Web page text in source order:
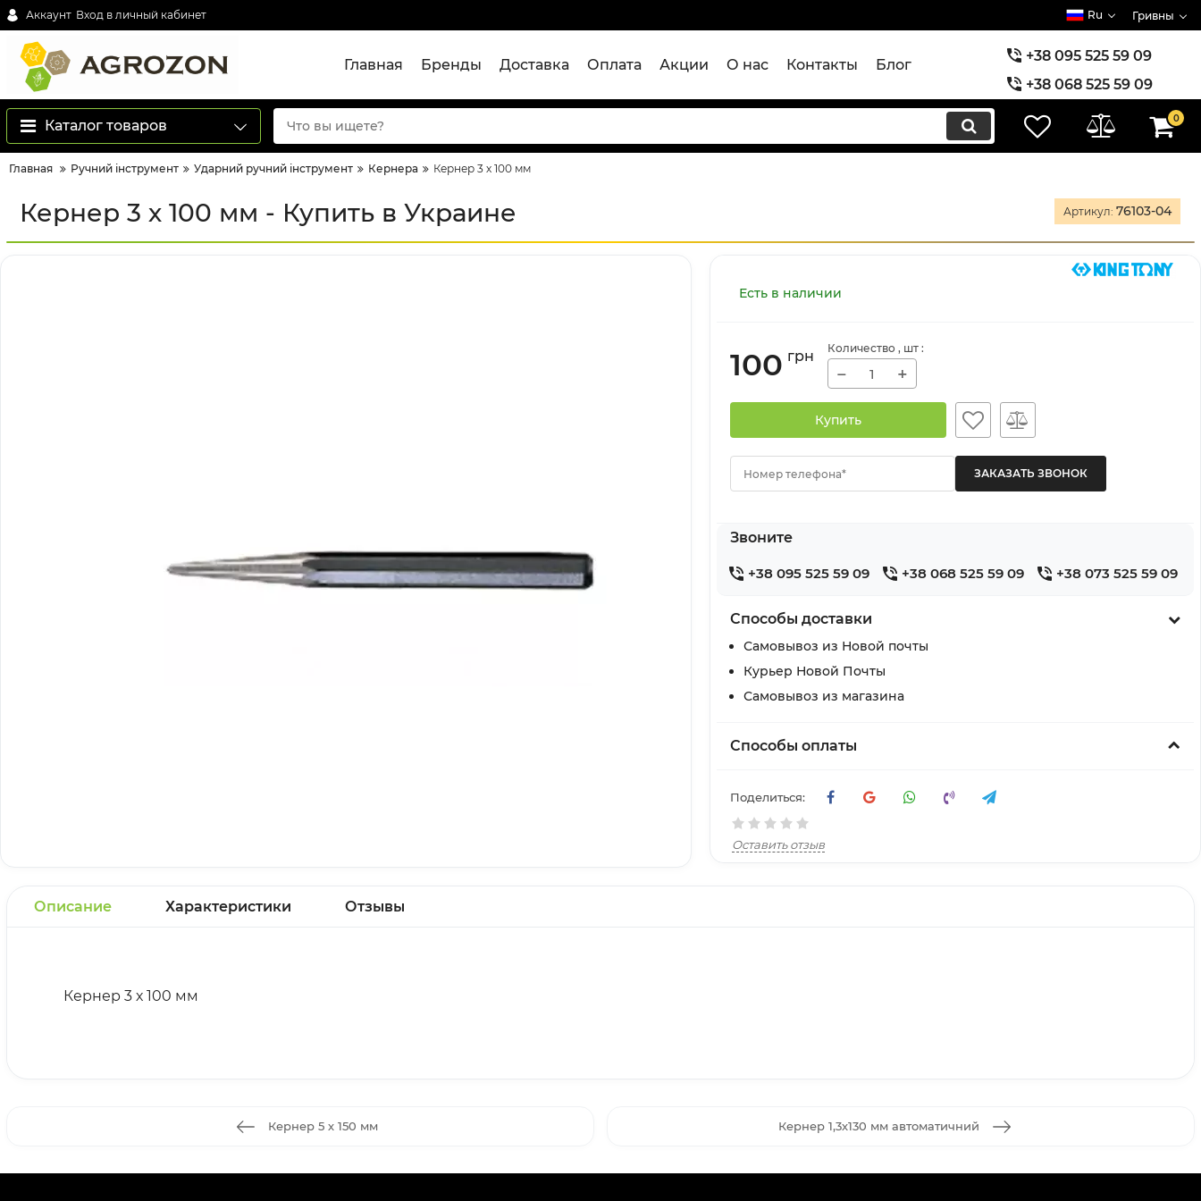
Аккаунт Вход в личный кабинет Ru Гривны
Главная Бренды Доставка Оплата Акции О нас Контакты Блог
+38 095 525 59 09
+38 068 525 59 09
+38 073 525 59 09
Каталог товаров 0
Главная Ручний інструмент Ударний ручний інструмент Кернера Кернер 3 х 100 мм
Кернер 3 х 100 мм - Купить в Украине Артикул: 76103-04
Есть в наличии
100 грн Количество , шт :
− +
Купить
Номер телефона*
Звоните
+38 095 525 59 09 +38 068 525 59 09 +38 073 525 59 09
Способы доставки
Самовывоз из Новой почты
Курьер Новой Почты
Самовывоз из магазина
Способы оплаты
Поделиться:
Оставить отзыв
Описание Характеристики Отзывы
Кернер 3 х 100 мм
Кернер 5 х 150 мм Кернер 1,3х130 мм автоматичний